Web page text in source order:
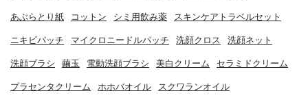
あぶらとり紙 コットン シミ用飲み薬 スキンケアトラベルセット
ニキビパッチ マイクロニードルパッチ 洗顔クロス 洗顔ネット
洗顔ブラシ 繭玉 電動洗顔ブラシ 美白クリーム セラミドクリーム
プラセンタクリーム ホホバオイル スクワランオイル